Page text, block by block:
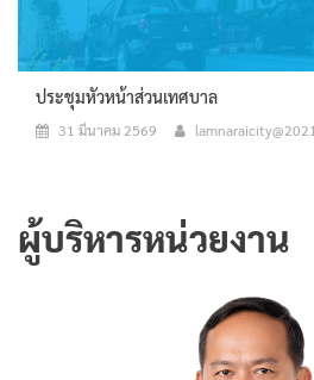
ประชุมหัวหน้าส่วนเทศบาล
31 มีนาคม 2569 lamnaraicity@2021
ผู้บริหารหน่วยงาน